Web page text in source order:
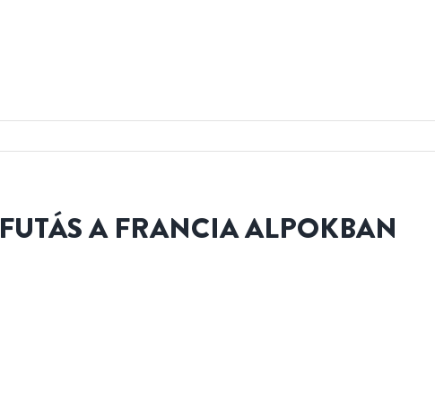
FUTÁS A FRANCIA ALPOKBAN